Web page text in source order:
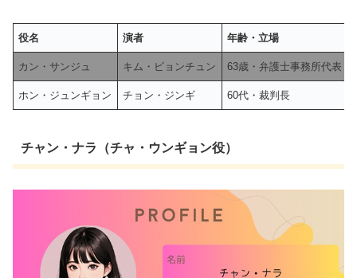
役名 演者 年齢・立場
カン・サンジュ キム・ビョンチュン 63歳・弁護士事務所代表
ホン・ジュンギョン チョン・ジンギ 60代・裁判長
チャン・ナラ（チャ・ウンギョン役）